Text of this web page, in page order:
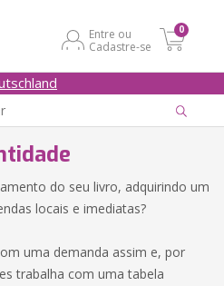
Entre ou
Cadastre-se
0
do seu livro, adquirindo um
locais e imediatas?
uma demanda assim e, por
trabalha com uma tabela